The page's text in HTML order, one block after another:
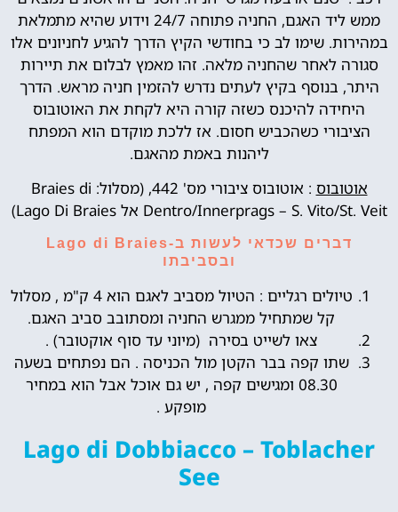
ממש ליד האגם, החניה פתוחה 24/7 וידוע שהיא מתמלאת
במהירות. שימו לב כי בחודשי הקיץ הדרך להגיע לחניונים אלו
סגורה לאחר שהחניה מלאה. זהו מאמץ לבלום את תיירות
היתר, בנוסף בקיץ לעתים נדרש להזמין חניה מראש. הדרך
היחידה להיכנס כשזה קורה היא לקחת את האוטובוס
הציבורי כשהכביש חסום. אז ללכת מוקדם הוא המפתח
ליהנות באמת מהאגם.
אוטובוס
: אוטובוס ציבורי מס' 442, (מסלול: Braies di
Dentro/Innerprags – S. Vito/St. Veit אל Lago Di Braies)
דברים שכדאי לעשות ב-Lago di Braies
ובסביבתו
טיולים רגליים : הטיול מסביב לאגם הוא 4 ק"מ , מסלול
קל שמתחיל ממגרש החניה ומסתובב סביב האגם.
צאו לשייט בסירה (מיוני עד סוף אוקטובר) .
שתו קפה בבר הקטן מול הכניסה . הם נפתחים בשעה
08.30 ומגישים קפה , יש גם אוכל אבל הוא במחיר
מופקע .
Lago di Dobbiacco – Toblacher
See